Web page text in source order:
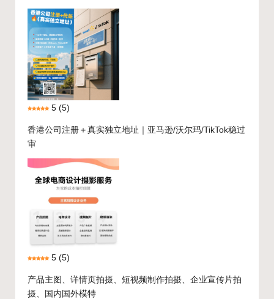
5 (5)
香港公司注册＋真实独立地址｜亚马逊/沃尔玛/TikTok稳过
审
5 (5)
产品主图、详情页拍摄、短视频制作拍摄、企业宣传片拍
摄、国内国外模特